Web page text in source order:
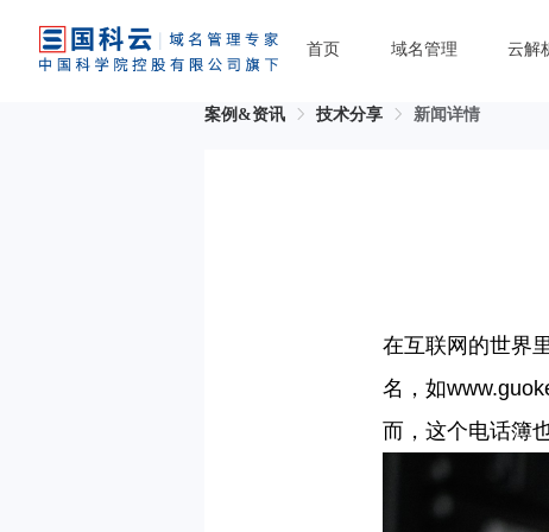
首页 域名管理 云解
案例&资讯 技术分享 新闻详情
在互联网的世界
名，如
而， 这个电话簿